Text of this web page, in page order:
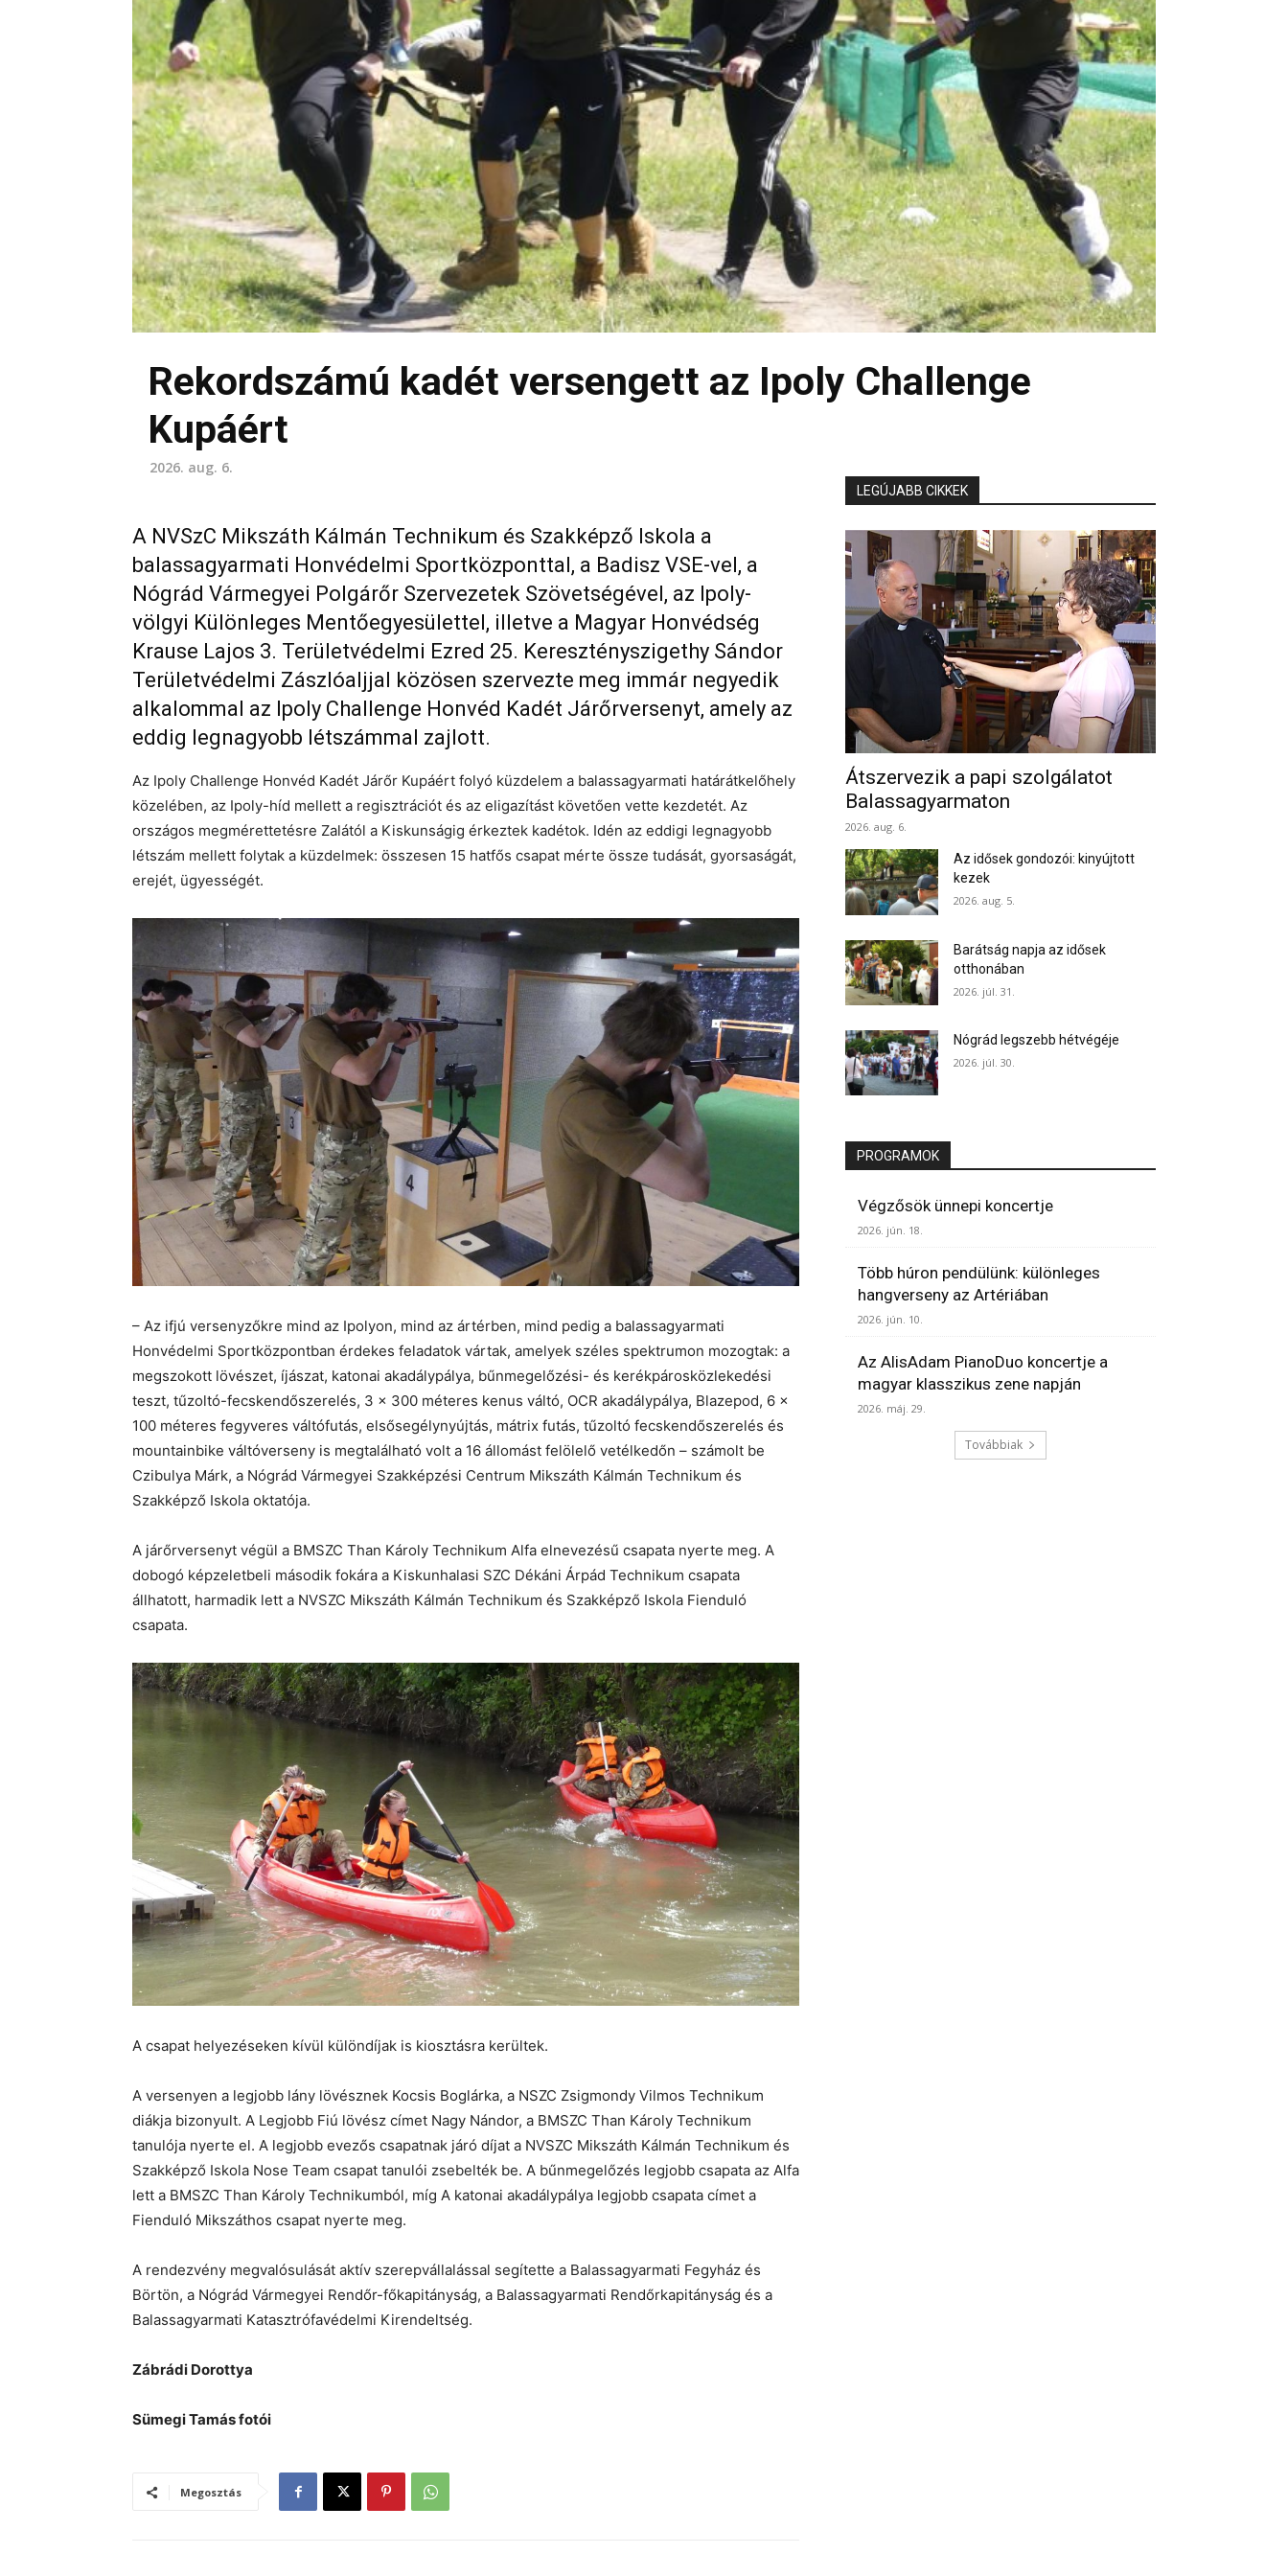
Rekordszámú kadét versengett az Ipoly Challenge
Kupáért
2026. aug. 6.
A NVSzC Mikszáth Kálmán Technikum és Szakképző Iskola a
balassagyarmati Honvédelmi Sportközponttal, a Badisz VSE-vel, a
Nógrád Vármegyei Polgárőr Szervezetek Szövetségével, az Ipoly-
völgyi Különleges Mentőegyesülettel, illetve a Magyar Honvédség
Krause Lajos 3. Területvédelmi Ezred 25. Keresztényszigethy Sándor
Területvédelmi Zászlóaljjal közösen szervezte meg immár negyedik
alkalommal az Ipoly Challenge Honvéd Kadét Járőrversenyt, amely az
eddig legnagyobb létszámmal zajlott.
Az Ipoly Challenge Honvéd Kadét Járőr Kupáért folyó küzdelem a balassagyarmati határátkelőhely
közelében, az Ipoly-híd mellett a regisztrációt és az eligazítást követően vette kezdetét. Az
országos megmérettetésre Zalától a Kiskunságig érkeztek kadétok. Idén az eddigi legnagyobb
létszám mellett folytak a küzdelmek: összesen 15 hatfős csapat mérte össze tudását, gyorsaságát,
erejét, ügyességét.
– Az ifjú versenyzőkre mind az Ipolyon, mind az ártérben, mind pedig a balassagyarmati
Honvédelmi Sportközpontban érdekes feladatok vártak, amelyek széles spektrumon mozogtak: a
megszokott lövészet, íjászat, katonai akadálypálya, bűnmegelőzési- és kerékpárosközlekedési
teszt, tűzoltó-fecskendőszerelés, 3 x 300 méteres kenus váltó, OCR akadálypálya, Blazepod, 6 x
100 méteres fegyveres váltófutás, elsősegélynyújtás, mátrix futás, tűzoltó fecskendőszerelés és
mountainbike váltóverseny is megtalálható volt a 16 állomást felölelő vetélkedőn – számolt be
Czibulya Márk, a Nógrád Vármegyei Szakképzési Centrum Mikszáth Kálmán Technikum és
Szakképző Iskola oktatója.
A járőrversenyt végül a BMSZC Than Károly Technikum Alfa elnevezésű csapata nyerte meg. A
dobogó képzeletbeli második fokára a Kiskunhalasi SZC Dékáni Árpád Technikum csapata
állhatott, harmadik lett a NVSZC Mikszáth Kálmán Technikum és Szakképző Iskola Fienduló
csapata.
A csapat helyezéseken kívül különdíjak is kiosztásra kerültek.
A versenyen a legjobb lány lövésznek Kocsis Boglárka, a NSZC Zsigmondy Vilmos Technikum
diákja bizonyult. A Legjobb Fiú lövész címet Nagy Nándor, a BMSZC Than Károly Technikum
tanulója nyerte el. A legjobb evezős csapatnak járó díjat a NVSZC Mikszáth Kálmán Technikum és
Szakképző Iskola Nose Team csapat tanulói zsebelték be. A bűnmegelőzés legjobb csapata az Alfa
lett a BMSZC Than Károly Technikumból, míg A katonai akadálypálya legjobb csapata címet a
Fienduló Mikszáthos csapat nyerte meg.
A rendezvény megvalósulását aktív szerepvállalással segítette a Balassagyarmati Fegyház és
Börtön, a Nógrád Vármegyei Rendőr-főkapitányság, a Balassagyarmati Rendőrkapitányság és a
Balassagyarmati Katasztrófavédelmi Kirendeltség.
Zábrádi Dorottya
Sümegi Tamás fotói
Megosztás
LEGÚJABB CIKKEK
Átszervezik a papi szolgálatot
Balassagyarmaton
2026. aug. 6.
Az idősek gondozói: kinyújtott
kezek
2026. aug. 5.
Barátság napja az idősek
otthonában
2026. júl. 31.
Nógrád legszebb hétvégéje
2026. júl. 30.
PROGRAMOK
Végzősök ünnepi koncertje
2026. jún. 18.
Több húron pendülünk: különleges
hangverseny az Artériában
2026. jún. 10.
Az AlisAdam PianoDuo koncertje a
magyar klasszikus zene napján
2026. máj. 29.
Továbbiak